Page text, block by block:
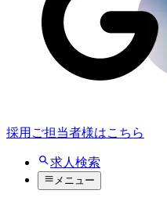
採用ご担当者様はこちら
求人検索
メニュー